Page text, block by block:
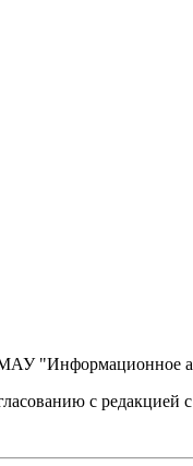
"Информационное
с редакцией